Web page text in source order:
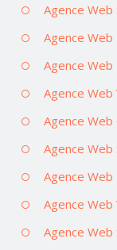
Agence Web
Agence Web
Agence Web
Agence
Agence
Agence
Agence Web
Agence Web
Agence Web